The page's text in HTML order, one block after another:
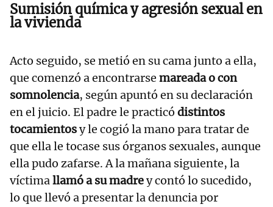
Sumisión química y agresión sexual en
la vivienda
Acto seguido, se metió en su cama junto a ella,
que comenzó a encontrarse mareada o con
somnolencia, según apuntó en su declaración
en el juicio. El padre le practicó distintos
tocamientosy le cogió la mano para tratar de
que ella le tocase sus órganos sexuales, aunque
ella pudo zafarse. A la mañana siguiente, la
víctimallamó a su madrey contó lo sucedido,
lo que llevó a presentar la denuncia por